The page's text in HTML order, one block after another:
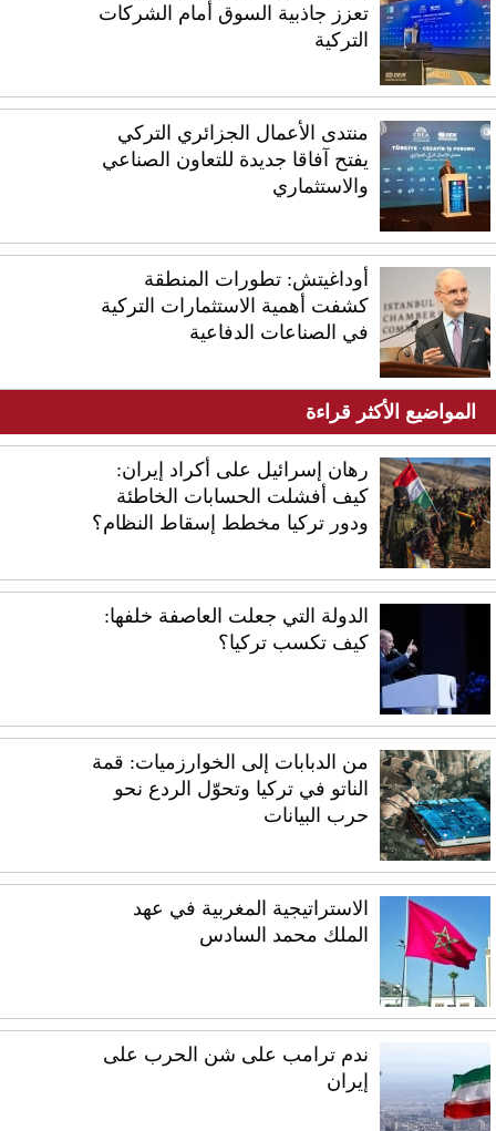
تعزز جاذبية السوق أمام الشركات
التركية
منتدى الأعمال الجزائري التركي
يفتح آفاقا جديدة للتعاون الصناعي
والاستثماري
أوداغيتش: تطورات المنطقة
كشفت أهمية الاستثمارات التركية
في الصناعات الدفاعية
المواضيع الأكثر قراءة
رهان إسرائيل على أكراد إيران:
كيف أفشلت الحسابات الخاطئة
ودور تركيا مخطط إسقاط النظام؟
الدولة التي جعلت العاصفة خلفها:
كيف تكسب تركيا؟
من الدبابات إلى الخوارزميات: قمة
الناتو في تركيا وتحوّل الردع نحو
حرب البيانات
الاستراتيجية المغربية في عهد
الملك محمد السادس
ندم ترامب على شن الحرب على
إيران